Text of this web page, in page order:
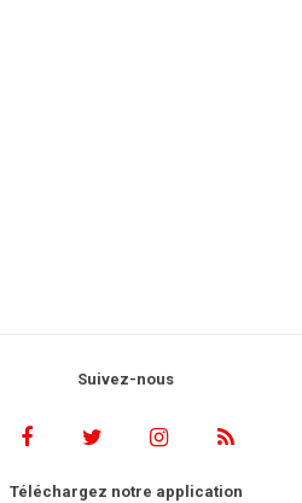
Suivez-nous
Téléchargez notre application